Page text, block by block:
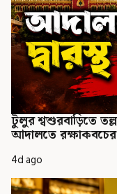
টুলুর শ্বশুরবাড়িতে
আদালতে
4d ago